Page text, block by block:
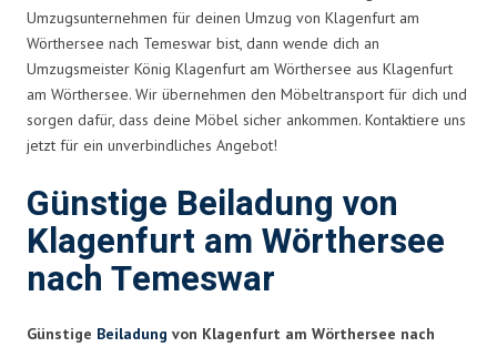
Umzugsunternehmen für deinen Umzug von Klagenfurt am
Wörthersee nach Temeswar bist, dann wende dich an
Umzugsmeister König Klagenfurt am Wörthersee aus Klagenfurt
am Wörthersee. Wir übernehmen den Möbeltransport für dich und
sorgen dafür, dass deine Möbel sicher ankommen. Kontaktiere uns
jetzt für ein unverbindliches Angebot!
Günstige Beiladung von
Klagenfurt am Wörthersee
nach Temeswar
Günstige Beiladung von Klagenfurt am Wörthersee nach